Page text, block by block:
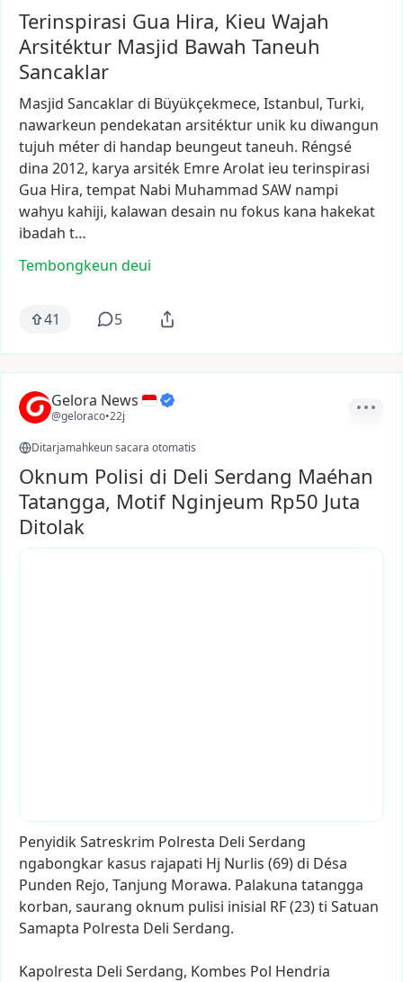
Terinspirasi Gua Hira, Kieu Wajah
Arsitéktur Masjid Bawah Taneuh
Sancaklar
Masjid Sancaklar di Büyükçekmece, Istanbul, Turki,
nawarkeun pendekatan arsitéktur unik ku diwangun
tujuh méter di handap beungeuttaneuh. Réngsé
dina 2012, karya arsiték EmreArolat ieu terinspirasi
Gua Hira, tempat Nabi Muhammad SAW nampi
wahyu kahiji, kalawan desain nu fokus kana hakekat
ibadah t…
Tembongkeun deui
41 5
Gelora News
@geloraco•22j
Ditarjamahkeun sacara otomatis
Oknum Polisi di Deli Serdang Maéhan
Tatangga, Motif Nginjeum Rp50 Juta
Ditolak
PenyidikSatreskrim Polresta Deli Serdang
ngabongkar kasus rajapati Hj Nurlis (69) di Désa
Punden Rejo, Tanjung Morawa. Palakuna tatangga
korban, saurang oknum pulisi inisial RF(23)ti Satuan
Samapta Polresta Deli Serdang.
Kapolresta Deli Serdang, Kombes Pol Hendria